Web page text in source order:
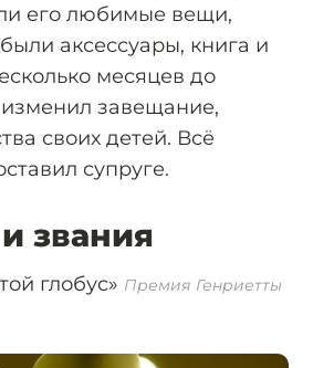
его любимые вещи,
аксессуары, книга и
месяцев до
завещание,
своих детей. Всё
супруге.
звания
глобус» Премия Генриетты